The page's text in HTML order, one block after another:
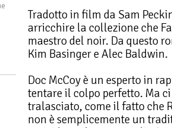
Tradotto in film da Sam
arricchire la collezione che
maestro del noir. Da questo
Kim Basinger e Alec Baldwin.
Doc McCoy è un esperto in
tentare il colpo perfetto. Ma
tralasciato, come il fatto che
non è semplicemente un